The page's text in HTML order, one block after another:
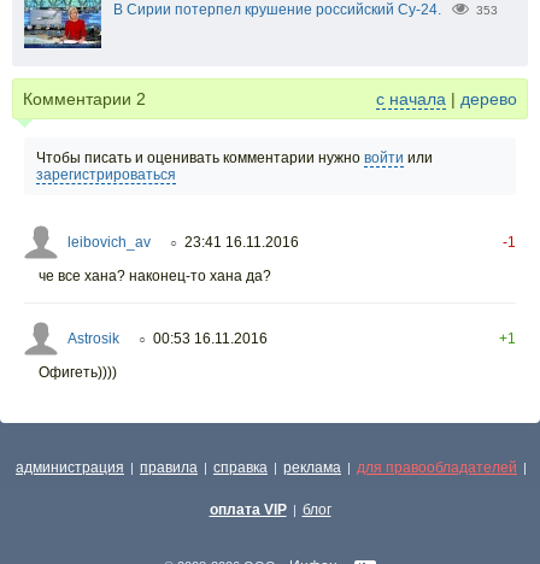
В Сирии потерпел крушение российский Су-24. 353
Комментарии 2 с начала | дерево
Чтобы писать и оценивать комментарии нужно войти или
зарегистрироваться
leibovich_av ○ 23:41 16.11.2016
-1
че все хана? наконец-то хана да?
Astrosik ○ 00:53 16.11.2016
+1
Офигеть))))
администрация | правила | справка | реклама | для правообладателей |
оплата VIP | блог